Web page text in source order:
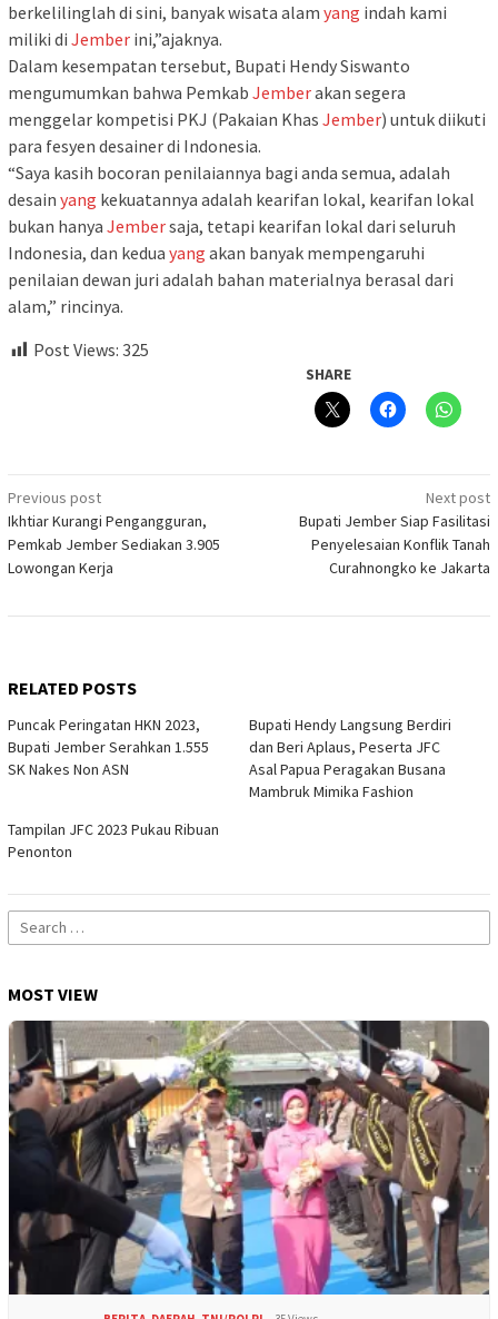
berkelilinglah di sini, banyak wisata alam yang indah kami
miliki di Jember ini,”ajaknya.
Dalam kesempatan tersebut, Bupati Hendy Siswanto
mengumumkan bahwa Pemkab Jemberakan segera
menggelar kompetisi PKJ (Pakaian Khas Jember) untuk diikuti
para fesyen desainer di Indonesia.
“Saya kasih bocoran penilaiannya bagi anda semua, adalah
desain yang kekuatannya adalah kearifan lokal, kearifan lokal
bukan hanya Jembersaja, tetapi kearifan lokal dari seluruh
Indonesia, dan kedua yang akan banyak mempengaruhi
penilaian dewan juri adalah bahan materialnya berasal dari
alam,” rincinya.
Post Views: 325
SHARE
Post
navigation
Previous post
Ikhtiar Kurangi Pengangguran,
Pemkab Jember Sediakan 3.905
Lowongan Kerja
Next post
Bupati Jember Siap Fasilitasi
Penyelesaian Konflik Tanah
Curahnongko ke Jakarta
RELATED POSTS
Puncak Peringatan HKN 2023,
Bupati Jember Serahkan 1.555
SK Nakes Non ASN
Bupati Hendy Langsung Berdiri
dan Beri Aplaus, Peserta JFC
Asal Papua Peragakan Busana
Mambruk Mimika Fashion
Tampilan JFC 2023 Pukau Ribuan
Penonton
Search
for:
MOST VIEW